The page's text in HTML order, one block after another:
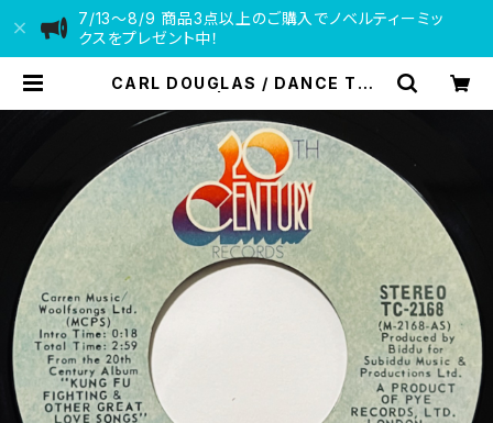
7/13〜8/9 商品3点以上のご購入でノベルティーミッ
クスをプレゼント中！
CARL DOUGLAS / DANCE THE